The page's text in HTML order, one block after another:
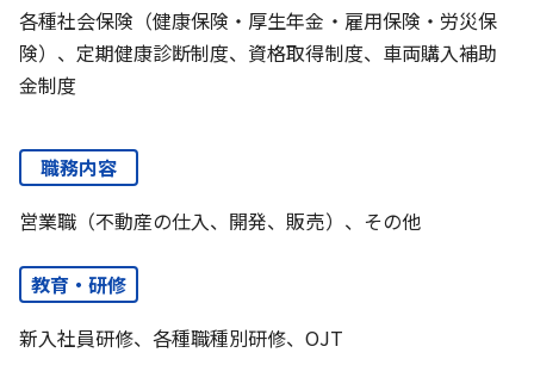
各種社会保険（健康保険・厚生年金・雇用保険・労災保
険）、定期健康診断制度、資格取得制度、車両購入補助
金制度
職務内容
営業職（不動産の仕入、開発、販売）、その他
教育・研修
新入社員研修、各種職種別研修、OJT